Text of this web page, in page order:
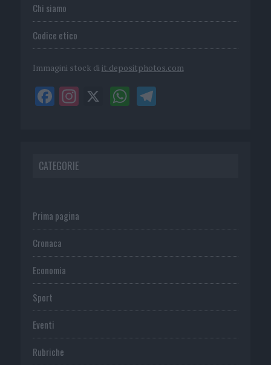
Chi siamo
Codice etico
Immagini stock di it.depositphotos.com
CATEGORIE
Prima pagina
Cronaca
Economia
Sport
Eventi
Rubriche